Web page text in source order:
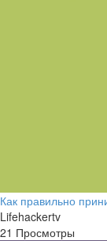
Как правильно
Lifehackertv
21 Просмотры